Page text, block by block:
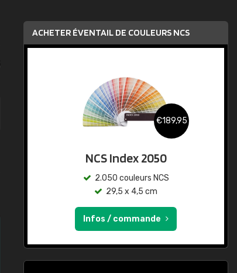
ACHETER ÉVENTAIL DE COULEURS NCS
€189,95
NCS Index 2050
2.050 couleurs NCS
29,5 x 4,5 cm
Infos / commande